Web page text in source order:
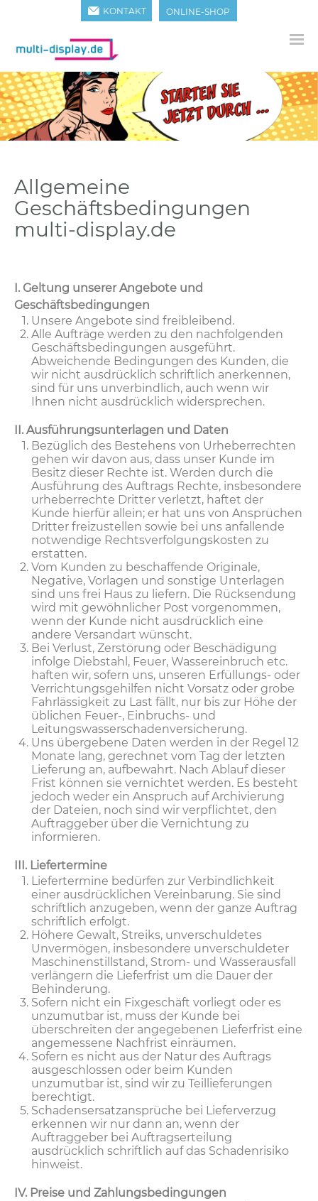
KONTAKT ONLINE-SHOP
Allgemeine
Geschäftsbedingungen
multi-display.de
I. Geltung unserer Angebote und
Geschäftsbedingungen
Unsere Angebote sind freibleibend.
Alle Aufträge werden zu den nachfolgenden
Geschäftsbedingungen ausgeführt.
Abweichende Bedingungen des Kunden, die
wir nicht ausdrücklich schriftlich anerkennen,
sind für uns unverbindlich, auch wenn wir
Ihnen nicht ausdrücklich widersprechen.
II. Ausführungsunterlagen und Daten
Bezüglich des Bestehens von Urheberrechten
gehen wir davon aus, dass unser Kunde im
Besitz dieser Rechte ist. Werden durch die
Ausführung des Auftrags Rechte, insbesondere
urheberrechte Dritter verletzt, haftet der
Kunde hierfür allein; er hat uns von Ansprüchen
Dritter freizustellen sowie bei uns anfallende
notwendige Rechtsverfolgungskosten zu
erstatten.
Vom Kunden zu beschaffende Originale,
Negative, Vorlagen und sonstige Unterlagen
sind uns frei Haus zu liefern. Die Rücksendung
wird mit gewöhnlicher Post vorgenommen,
wenn der Kunde nicht ausdrücklich eine
andere Versandart wünscht.
Bei Verlust, Zerstörung oder Beschädigung
infolge Diebstahl, Feuer, Wassereinbruch etc.
haften wir, sofern uns, unseren Erfüllungs- oder
Verrichtungsgehilfen nicht Vorsatz oder grobe
Fahrlässigkeit zu Last fällt, nur bis zur Höhe der
üblichen Feuer-, Einbruchs- und
Leitungswasserschadenversicherung.
Uns übergebene Daten werden in der Regel 12
Monate lang, gerechnet vom Tag der letzten
Lieferung an, aufbewahrt. Nach Ablauf dieser
Frist können sie vernichtet werden. Es besteht
jedoch weder ein Anspruch auf Archivierung
der Dateien, noch sind wir verpflichtet, den
Auftraggeber über die Vernichtung zu
informieren.
III. Liefertermine
Liefertermine bedürfen zur Verbindlichkeit
einer ausdrücklichen Vereinbarung. Sie sind
schriftlich anzugeben, wenn der ganze Auftrag
schriftlich erfolgt.
Höhere Gewalt, Streiks, unverschuldetes
Unvermögen, insbesondere unverschuldeter
Maschinenstillstand, Strom- und Wasserausfall
verlängern die Lieferfrist um die Dauer der
Behinderung.
Sofern nicht ein Fixgeschäft vorliegt oder es
unzumutbar ist, muss der Kunde bei
überschreiten der angegebenen Lieferfrist eine
angemessene Nachfrist einräumen.
Sofern es nicht aus der Natur des Auftrags
ausgeschlossen oder beim Kunden
unzumutbar ist, sind wir zu Teillieferungen
berechtigt.
Schadensersatzansprüche bei Lieferverzug
erkennen wir nur dann an, wenn der
Auftraggeber bei Auftragserteilung
ausdrücklich schriftlich auf das Schadenrisiko
hinweist.
IV. Preise und Zahlungsbedingungen